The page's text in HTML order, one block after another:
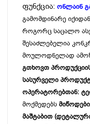
ფუნქცია: ონლაინ
გამომდინარე
როგორც საცალო
შესაძლებელია
მოულოდნელად
გთხოვთ
სასურველი
ოპერატორებთან:
მოქმედებს
მაშტაბით